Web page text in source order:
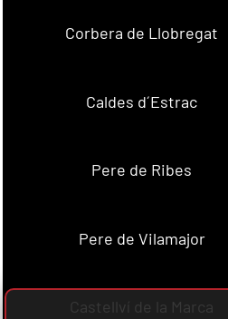
Corbera de Llobregat
Caldes d´Estrac
Pere de Ribes
Pere de Vilamajor
Castellví de la Marca